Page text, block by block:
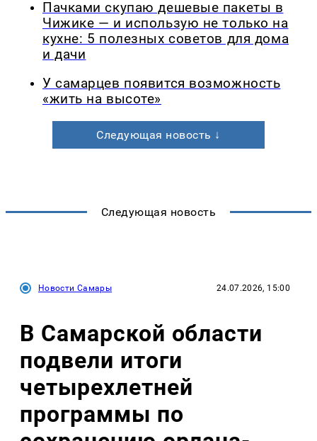
Пачками скупаю дешевые пакеты в
Чижике — и использую не только на
кухне: 5 полезных советов для дома
и дачи
У самарцев появится возможность
«жить на высоте»
Следующая новость ↓
Следующая новость
Новости Самары 24.07.2026, 15:00
В Самарской области
подвели итоги
четырехлетней
программы по